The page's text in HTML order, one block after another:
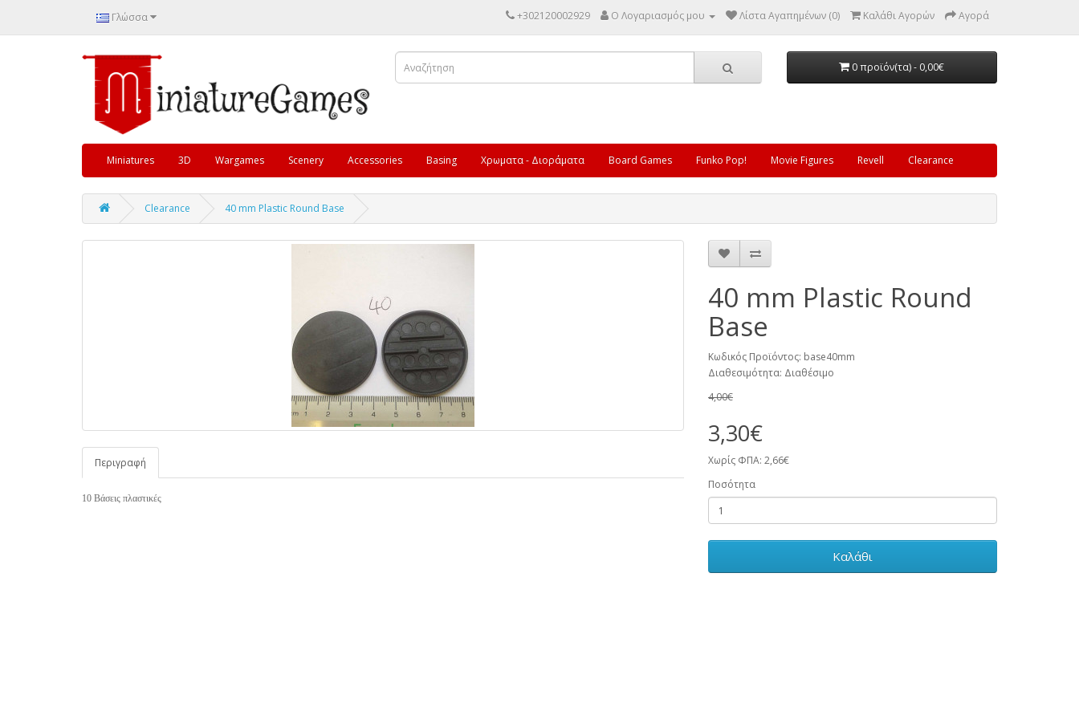
Γλώσσα +302120002929 Ο Λογαριασμός μου Λίστα Αγαπημένων (0) Καλάθι Αγορών Αγορά
0 προϊόν(τα) - 0,00€
Miniatures 3D Wargames Scenery Accessories Basing Χρωματα - Διοράματα Board Games Funko Pop! Movie Figures Revell Clearance
Clearance 40 mm Plastic Round Base
Περιγραφή
10 Βάσεις πλαστικές
40 mm Plastic Round
Base
Κωδικός Προϊόντος: base40mm
Διαθεσιμότητα: Διαθέσιμο
4,00€
3,30€
Χωρίς ΦΠΑ: 2,66€
Ποσότητα
Καλάθι